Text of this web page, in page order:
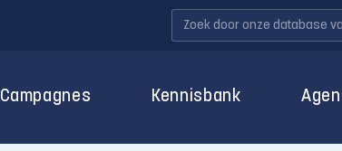
Campagnes Kennisbank